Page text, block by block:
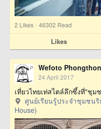
2 Likes · 46302 Read
Likes
Wefoto Phongthon
24 April 2017
เที่ยวไทยเท่สไตล์ลึกซึ้งที่"ชุม
ศูนย์เรียนรู้ประจำชุมชน
House)